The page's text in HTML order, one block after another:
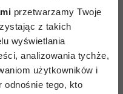
przetwarzamy Twoje
z takich
wyświetlania
analizowania tychże,
użytkowników i
odnośnie tego, kto
przez lata i tworzy
staje się czymś
pełni rolę
– łącząc
do natury.